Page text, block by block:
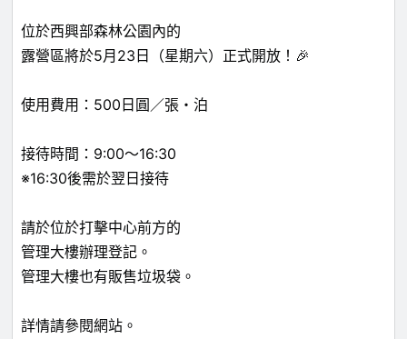
位於西興部森林公園內的
露營區將於5月23日（星期六）正式開放！🎉
使用費用：500日圓／張・泊
接待時間：9:00～16:30
※16:30後需於翌日接待
請於位於打擊中心前方的
管理大樓辦理登記。
管理大樓也有販售垃圾袋。
詳情請參閱網站。